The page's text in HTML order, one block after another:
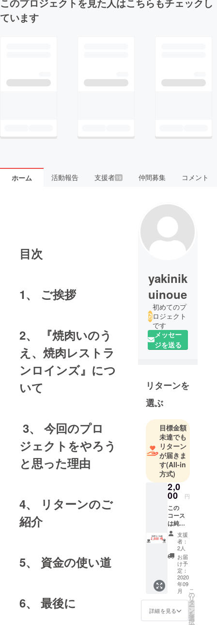
ています
ホーム 活動報告 支援者 19 仲間募集 コメント
目次
1、 ご挨拶
2、 『焼肉いのう
え、焼肉レストラ
ンロインズ』につ
いて
3、 今回のプロ
ジェクトをやろう
と思った理由
4、 リターンのご
紹介
5、 資金の使い道
6、 最後に
yakinik
uinoue
初めてのプ
ロジェクト
です
メッセー
ジを送る
リターンを
選ぶ
目標金額
未達でも
リターン
が届きま
す(All-in
方式)
2,0
00 円
この
コース
は純粋
なご支
援のお
願いで
す。 ご
支援い
ただい
た方に
は、お
店から
のお礼
のメー
ルをお
支援
者：
2人
お届
け予
定：
2020
年09
月
詳細を見る
こ
の
リ
タ
ー
ン
を
選
択